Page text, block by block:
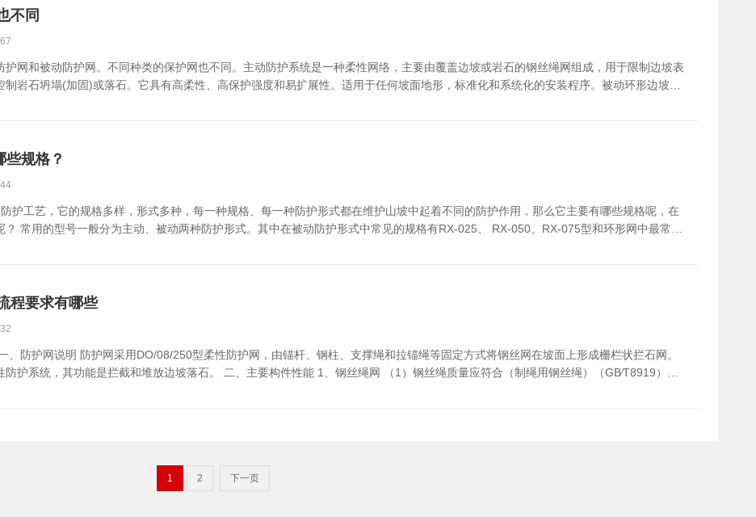
网的钢丝格栅规范：主动防护网的钢丝格栅应采用直径2.2mm钢丝编织的网孔为50*50mm的钢丝格栅。
不同
网和被动防护网。不同种类的保护网也不同。主动防护系统是一种柔性网络，主要由覆盖边坡或岩石的钢丝绳网组成，用于限制边坡表
岩石坍塌(加固)或落石。它具有高柔性、高保护强度和易扩展性。适用于任何坡面地形，标准化和系统化的安装程序。被动环形边坡防
锁好电闸箱。多种机械必须专人专机，凡属特种设备，其操作负责人要按规定每周对施工现场的机械进行检查，排除隐患。 3.边坡防护
时候，要设置坡体监测人员，如果出现坡体裂痕，应立即警告并要求人员撤出现场，并停止施工。
规格？
护工艺，它的规格多样，形式多种，每一种规格、每一种防护形式都在维护山坡中起着不同的防护作用，那么它主要有哪些规格呢，在
常用的型号一般分为主动、被动两种防护形式。其中在被动防护形式中常见的规格有RX-025、 RX-050、RX-075型和环形网中最常见
程要求有哪些
二、主要构件性能 1、钢丝绳网 （1）钢丝绳质量应符合（制绳用钢丝绳）（GB∕T8919）的
1 2 下一页